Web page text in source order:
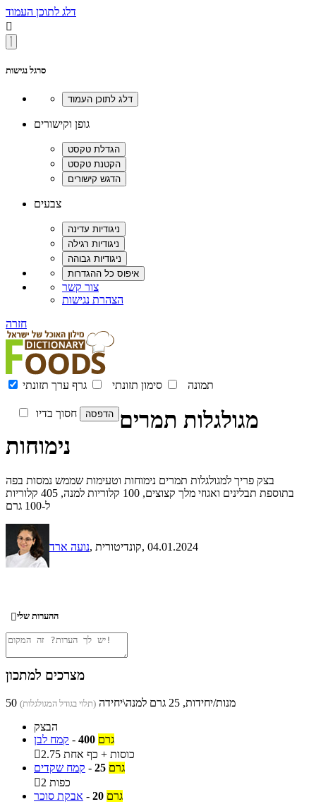
דלג לתוכן העמוד

סרגל נגישות
גופן וקישורים
צבעים
צור קשר
הצהרת נגישות
חזרה
תמונה סימון תזונתי גרף ערך תזונתי
חסוך בדיו
מגולגלות תמרים
נימוחות
בצק פריך למגולגלות תמרים נימוחות וטעימות שממש נמסות בפה
בתוספת תבלינים ואגוזי מלך קצוצים, 100 קלוריות למנה, 405 קלוריות
ל-100 גרם
נועה ארד , קונדיטורית, 04.01.2024
ההערות שלי
מצרכים למתכון
50 מנות/יחידות, 25 גרם למנה\יחידה (תלוי בגודל המגולגלות)
הבצק
קמח לבן - 400 גרם

2.75 כוסות + כף אחת
קמח שקדים - 25 גרם

2 כפות
אבקת סוכר - 20 גרם